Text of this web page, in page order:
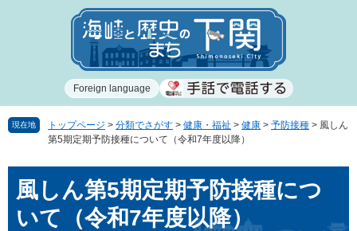
で
ば
Foreign language
現在地 トップページ > 分類でさがす > 健康・福祉 > 健康 > 予防接種 > 風しん
第5期定期予防接種について（令和7年度以降）
風しん第5期定期予防接種につ
いて（令和7年度以降）